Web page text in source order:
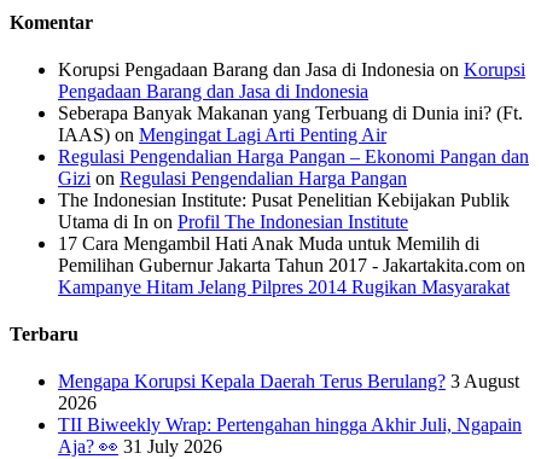
Komentar
Korupsi Pengadaan Barang dan Jasa di Indonesia on Korupsi
Pengadaan Barang dan Jasa di Indonesia
Seberapa Banyak Makanan yang Terbuang di Dunia ini? (Ft.
IAAS) on Mengingat Lagi Arti Penting Air
Regulasi Pengendalian Harga Pangan – Ekonomi Pangan dan
Gizi on Regulasi Pengendalian Harga Pangan
The Indonesian Institute: Pusat Penelitian Kebijakan Publik
Utama di In on Profil The Indonesian Institute
17 Cara Mengambil Hati Anak Muda untuk Memilih di
Pemilihan Gubernur Jakarta Tahun 2017 - Jakartakita.com on
Kampanye Hitam Jelang Pilpres 2014 Rugikan Masyarakat
Terbaru
Mengapa Korupsi Kepala Daerah Terus Berulang? 3 August
2026
TII Biweekly Wrap: Pertengahan hingga Akhir Juli, Ngapain
Aja? 👀 31 July 2026